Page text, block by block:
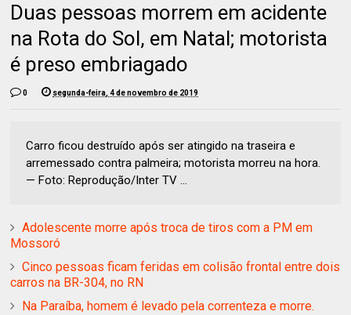
Duas pessoas morrem em acidente
na Rota do Sol, em Natal; motorista
é preso embriagado
0 segunda-feira, 4 de novembro de 2019
Carro ficou destruído após ser atingido na traseira e
arremessado contra palmeira; motorista morreu na hora.
— Foto: Reprodução/Inter TV ...
Adolescente morre após troca de tiros com a PM em
Mossoró
Cinco pessoas ficam feridas em colisão frontal entre dois
carros na BR-304, no RN
Na Paraíba, homem é levado pela correnteza e morre.